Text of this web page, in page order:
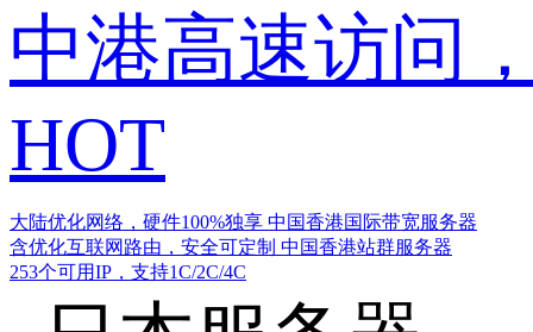
中港高速访问
HOT
大陆优化网络，硬件100%独享 中国香港国际带宽服务器
含优化互联网路由，安全可定制 中国香港站群服务器
253个可用IP，支持1C/2C/4C